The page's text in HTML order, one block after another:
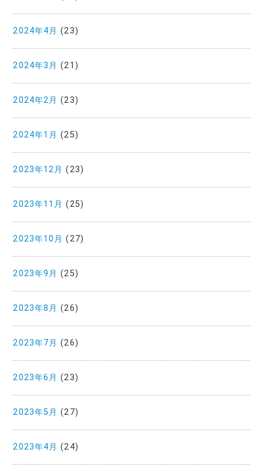
2024年4月 (23)
2024年3月 (21)
2024年2月 (23)
2024年1月 (25)
2023年12月 (23)
2023年11月 (25)
2023年10月 (27)
2023年9月 (25)
2023年8月 (26)
2023年7月 (26)
2023年6月 (23)
2023年5月 (27)
2023年4月 (24)